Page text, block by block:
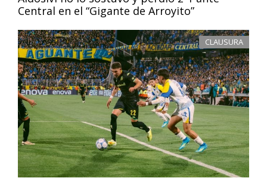
Central en el “Gigante de Arroyito”
CLAUSURA